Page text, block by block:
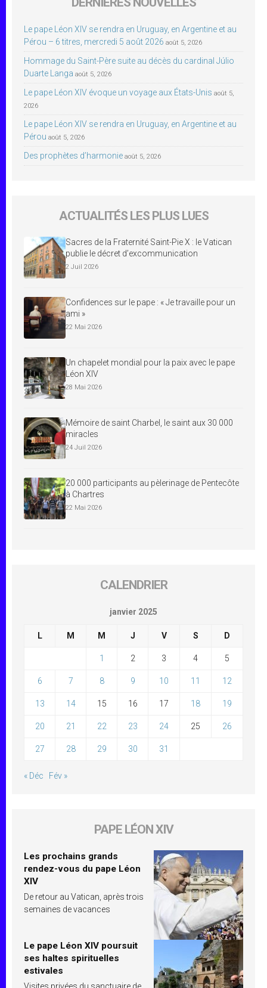
Le pape Léon XIV se rendra en Uruguay, en Argentine et au
Pérou – 6 titres, mercredi 5 août 2026 août 5, 2026
Hommage du Saint-Père suite au décès du cardinal Júlio
Duarte Langa août 5, 2026
Le pape Léon XIV évoque un voyage aux États-Unis août 5,
2026
Le pape Léon XIV se rendra en Uruguay, en Argentine et au
Pérou août 5, 2026
Des prophètes d’harmonie août 5, 2026
ACTUALITÉS LES PLUS LUES
Sacres de la Fraternité Saint-Pie X : le Vatican
publie le décret d’excommunication
2 Juil 2026
Confidences sur le pape : « Je travaille pour un
ami »
22 Mai 2026
Un chapelet mondial pour la paix avec le pape
Léon XIV
28 Mai 2026
Mémoire de saint Charbel, le saint aux 30 000
miracles
24 Juil 2026
20 000 participants au pèlerinage de Pentecôte
à Chartres
22 Mai 2026
CALENDRIER
janvier 2025
L M M J V S D
1 2 3 4 5
6 7 8 9 10 11 12
13 14 15 16 17 18 19
20 21 22 23 24 25 26
27 28 29 30 31
« Déc Fév »
PAPE LÉON XIV
Les prochains grands
rendez-vous du pape Léon
XIV
De retour au Vatican, après trois
semaines de vacances
Le pape Léon XIV poursuit
ses haltes spirituelles
estivales